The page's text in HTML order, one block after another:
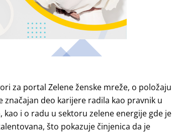
za portal Zelene ženske mreže, o položaju
deo karijere radila kao pravnik u
i o radu u sektoru zelene energije gde je
što pokazuje činjenica da je